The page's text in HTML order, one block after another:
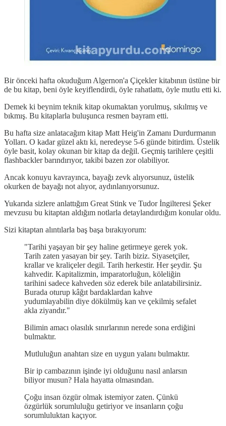
Bir önceki hafta okuduğum Algernon'a Çiçekler kitabının üstüne bir
de bu kitap, beni öyle keyiflendirdi, öyle rahatlattı, öyle mutlu etti ki.
Demek ki beynim teknik kitap okumaktan yorulmuş, sıkılmış ve
bıkmış. Bu kitaplarla buluşunca resmen bayram etti.
Bu hafta size anlatacağım kitap Matt Heig'in Zamanı Durdurmanın
Yolları. O kadar güzel aktı ki, neredeyse 5-6 günde bitirdim. Üstelik
öyle basit, kolay okunan bir kitap da değil. Geçmiş tarihlere çeşitli
flashbackler barındırıyor, takibi bazen zor olabiliyor.
Ancak konuyu kavrayınca, bayağı zevk alıyorsunuz, üstelik
okurken de bayağı not alıyor, aydınlanıyorsunuz.
Yukarıda sizlere anlattığım Great Stink ve Tudor İngilteresi Şeker
mevzusu bu kitaptan aldığım notlarla detaylandırdığım konular oldu.
Sizi kitaptan alıntılarla baş başa bırakıyorum:
"Tarihi yaşayan bir şey haline getirmeye gerek yok.
Tarih zaten yasayan bir şey. Tarih biziz. Siyasetçiler,
krallar ve kraliçeler degil. Tarih herkestir. Her şeydir. Şu
kahvedir. Kapitalizmin, imparatorluğun, köleliğin
tarihini sadece kahveden söz ederek bile anlatabilirsiniz.
Burada oturup kâğıt bardaklardan kahve
yudumlayabilin diye dökülmüş kan ve çekilmiş sefalet
akla ziyandır."
Bilimin amacı olasılık sınırlarının nerede sona erdiğini
bulmaktır.
Mutluluğun anahtarı size en uygun yalanı bulmaktır.
Bir ip cambazının işinde iyi olduğunu nasıl anlarsın
biliyor musun? Hala hayatta olmasından.
Çoğu insan özgür olmak istemiyor zaten. Çünkü
özgürlük sorumluluğu getiriyor ve insanların çoğu
sorumluluktan kaçıyor.